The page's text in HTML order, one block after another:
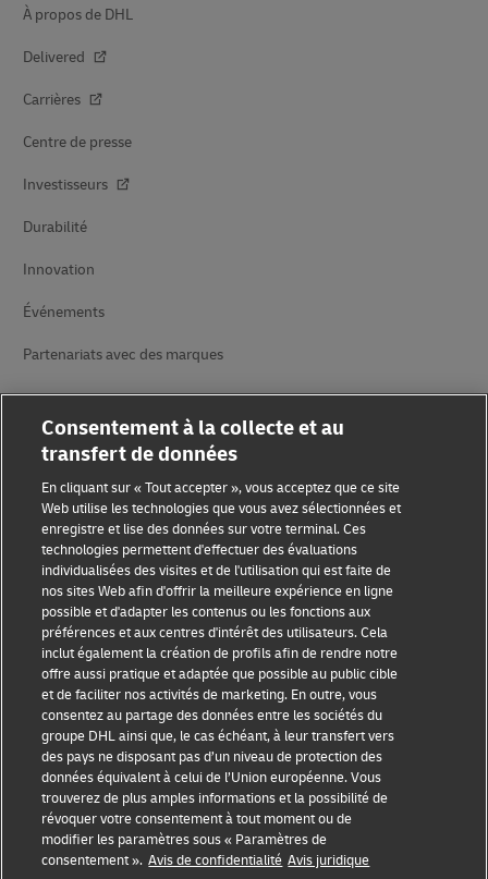
À propos de DHL
Delivered
Carrières
Centre de presse
Investisseurs
Durabilité
Innovation
Événements
Partenariats avec des marques
Sensibilisation à la fraude
Mention légale
Conditions d’utilisation
Avis de confidentialité
Informations complémentaires
Paramètres des cookies
Suivez-nous
Consentement à la collecte et au
transfert de données
En cliquant sur « Tout accepter », vous acceptez que ce site
Web utilise les technologies que vous avez sélectionnées et
enregistre et lise des données sur votre terminal. Ces
technologies permettent d'effectuer des évaluations
individualisées des visites et de l'utilisation qui est faite de
nos sites Web afin d'offrir la meilleure expérience en ligne
possible et d'adapter les contenus ou les fonctions aux
préférences et aux centres d'intérêt des utilisateurs. Cela
inclut également la création de profils afin de rendre notre
offre aussi pratique et adaptée que possible au public cible
et de faciliter nos activités de marketing. En outre, vous
consentez au partage des données entre les sociétés du
groupe DHL ainsi que, le cas échéant, à leur transfert vers
des pays ne disposant pas d’un niveau de protection des
données équivalent à celui de l’Union européenne. Vous
trouverez de plus amples informations et la possibilité de
révoquer votre consentement à tout moment ou de
modifier les paramètres sous « Paramètres de
consentement ». Avis de confidentialité Avis juridique